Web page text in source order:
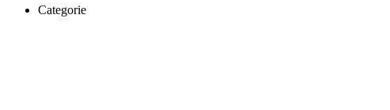
Categorie